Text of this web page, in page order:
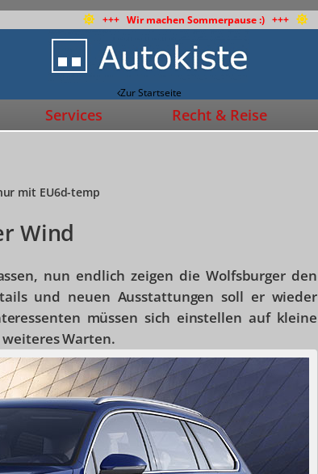
+++ Wir machen Sommerpause :) +++
Zur Startseite
Services Recht & Reise
mit EU6d-temp
Wind
nun endlich zeigen die Wolfsburger den
und neuen Ausstattungen soll er wieder
müssen sich einstellen auf kleine
Warten.